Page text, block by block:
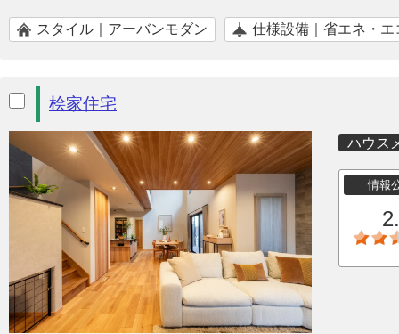
スタイル｜アーバンモダン 仕様設備｜省エネ・エ
桧家住宅
ハウス
情報